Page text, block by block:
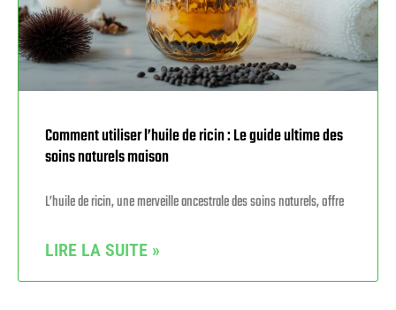
Comment utiliser l’huile de ricin : Le guide ultime des
soins naturels maison
L’huile de ricin, une merveille ancestrale des soins naturels, offre
LIRE LA SUITE »